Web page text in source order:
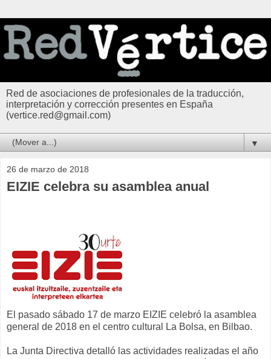
Red de asociaciones de profesionales de la traducción,
interpretación y corrección presentes en España
(vertice.red@gmail.com)
▼
26 de marzo de 2018
EIZIE celebra su asamblea anual
El pasado sábado 17 de marzo EIZIE celebró la asamblea
general de 2018 en el centro cultural La Bolsa, en Bilbao.
La Junta Directiva detalló las actividades realizadas el año